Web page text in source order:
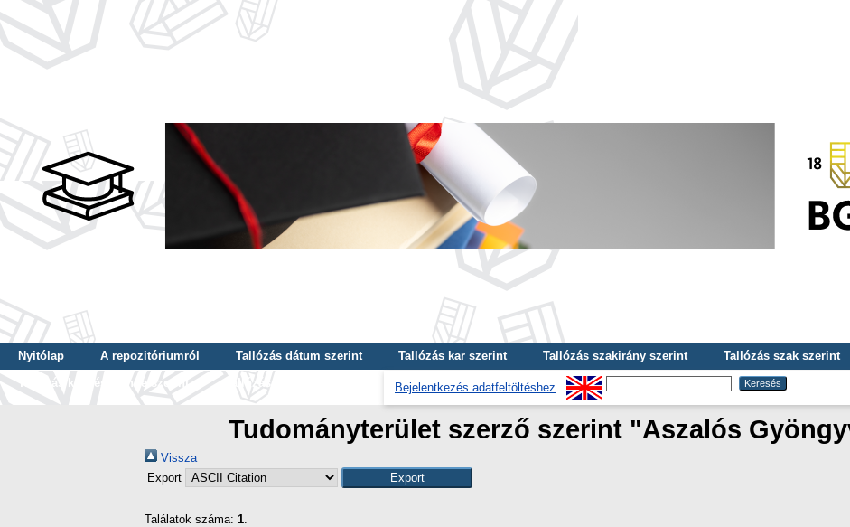
Nyitólap A repozitóriumról Tallózás dátum szerint Tallózás kar szerint Tallózás szakirány szerint Tallózás szak szerint
Tallózás képzés szintje szerint
Tallózás kulcsszó szerint Bejelentkezés adatfeltöltéshez
Tudományterület szerző szerint "Aszalós
Vissza
Export
Találatok száma: 1.